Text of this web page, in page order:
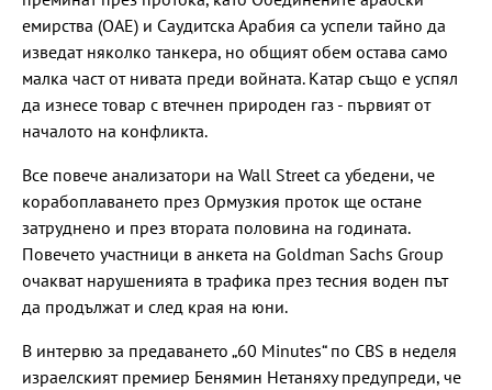
емирства (ОАЕ) и Саудитска Арабия са успели тайно да
изведат няколко танкера, но общият обем остава само
малка част от нивата преди войната. Катар също е успял
да изнесе товар с втечнен природен газ - първият от
началото на конфликта.
Все повече анализатори на Wall Street са убедени, че
корабоплаването през Ормузкия проток ще остане
затруднено и през втората половина на годината.
Повечето участници в анкета на Goldman Sachs Group
очакват нарушенията в трафика през тесния воден път
да продължат и след края на юни.
В интервю за предаването „60 Minutes“ по CBS в неделя
израелският премиер Бенямин Нетаняху предупреди, че